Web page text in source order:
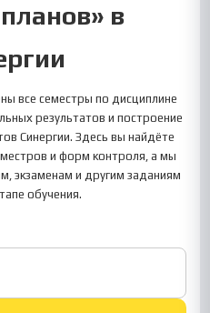
в
все семестры по дисциплине
результатов и построение
Синергии. Здесь вы найдёте
и форм контроля, а мы
экзаменам и другим заданиям
обучения.